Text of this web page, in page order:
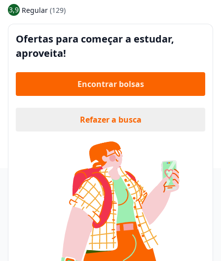
3,9 Regular (129)
Ofertas para começar a estudar,
aproveita!
Encontrar bolsas
Refazer a busca